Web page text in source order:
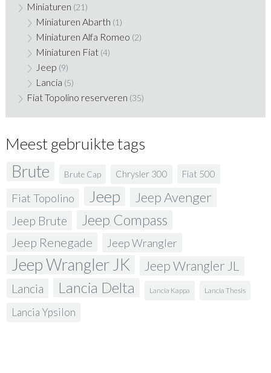
Miniaturen (21)
Miniaturen Abarth (1)
Miniaturen Alfa Romeo (2)
Miniaturen Fiat (4)
Jeep (9)
Lancia (5)
Fiat Topolino reserveren (35)
Meest gebruikte tags
Brute Brute Cap Chrysler 300 Fiat 500
Fiat Topolino Jeep Jeep Avenger
Jeep Brute Jeep Compass
Jeep Renegade Jeep Wrangler
Jeep Wrangler JK Jeep Wrangler JL
Lancia Lancia Delta Lancia Kappa Lancia Thesis
Lancia Ypsilon